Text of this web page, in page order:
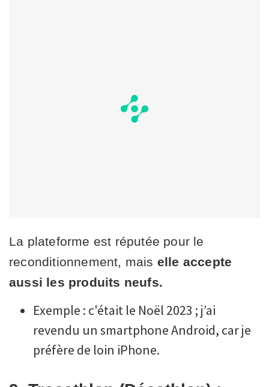
La plateforme est réputée pour le
reconditionnement, mais elle accepte
aussi les produits neufs.
Exemple : c'était le Noël 2023 ; j’ai
revendu un smartphone Android, car je
préfère de loin iPhone.